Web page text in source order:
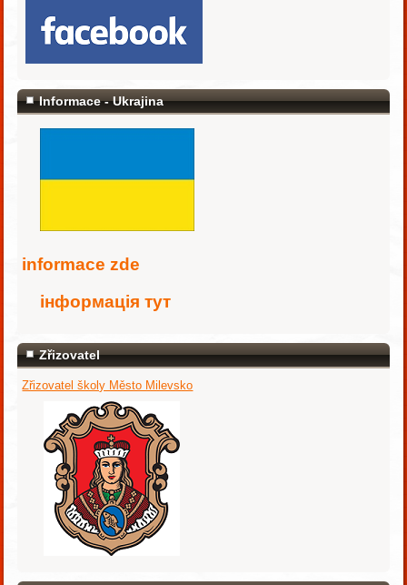
Informace - Ukrajina
informace zde
інформація тут
Zřizovatel
Zřizovatel školy Město Milevsko